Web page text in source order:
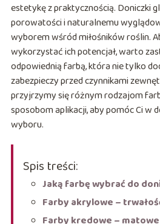
estetykę z praktycznością. Doniczki
porowatości i naturalnemu
wyborem wśród miłośników roślin.
wykorzystać ich potencjał, warto
odpowiednią farbą, która nie tylko
zabezpieczy przed czynnikami
przyjrzymy się różnym rodzajom
sposobom aplikacji, aby pomóc Ci w
wyboru.
Spis treści:
Jaką farbę wybrać do
Farby akrylowe –
Farby kredowe –